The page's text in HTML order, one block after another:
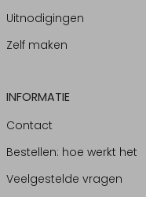
Uitnodigingen
Zelf maken
INFORMATIE
Contact
Bestellen: hoe werkt het
Veelgestelde vragen